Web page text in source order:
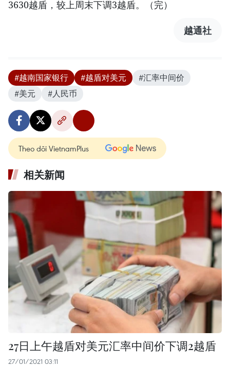
3630越盾，较上周末下调3越盾。（完）
越通社
#越南国家银行 #越盾对美元
#汇率中间价
#美元
#人民币
Theo dõi VietnamPlus
相关新闻
27日上午越盾对美元汇率中间价下调2越盾
27/01/2021 03:11